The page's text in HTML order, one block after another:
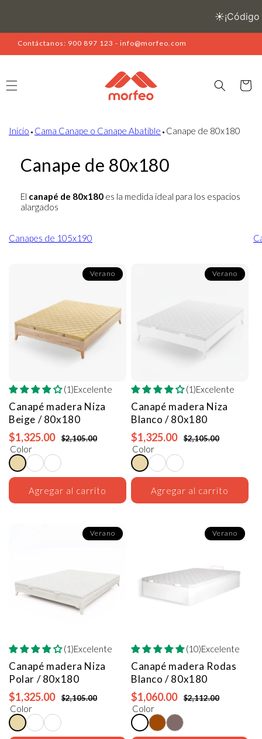
Contáctanos: 900 897 123 - info@morfeo.com
Carrito
Inicio⬩Cama Canape o Canape Abatible⬩Canape de 80x180
Canape de 80x180
El canapé de 80x180 es la medida ideal para los espacios
alargados
Canapes de 105x190
Verano
(1)Excelente
Canapé madera Niza
Beige / 80x180
$1,325.00 $2,105.00
Color
Agregar al carrito
Verano
(1)Excelente
Canapé madera Niza
Blanco / 80x180
$1,325.00 $2,105.00
Color
Agregar al carrito
Verano
(1)Excelente
Canapé madera Niza
Polar / 80x180
$1,325.00 $2,105.00
Color
Verano
(10)Excelente
Canapé madera Rodas
Blanco / 80x180
$1,060.00 $2,112.00
Color